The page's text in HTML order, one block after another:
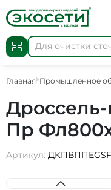
Главная Промышленное
Пр
Артикул: